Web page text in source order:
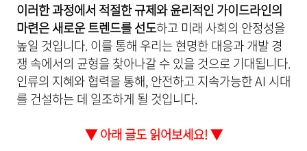
이러한 과정에서 적절한 규제와 윤리적인 가이드라인의
마련은 새로운 트렌드를 선도하고 미래 사회의 안정성을
높일 것입니다. 이를 통해 우리는 현명한 대응과 개발 경
쟁 속에서의 균형을 찾아나갈 수 있을 것으로 기대됩니다.
인류의 지혜와 협력을 통해, 안전하고 지속가능한 AI 시대
를 건설하는 데 일조하게 될 것입니다.
▼ 아래 글도 읽어보세요! ▼